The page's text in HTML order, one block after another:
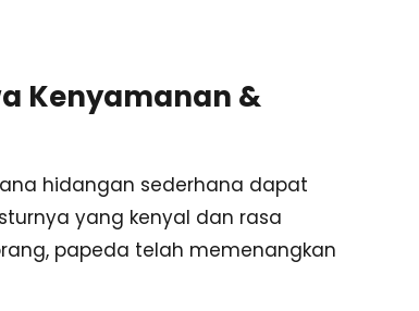
Kenyamanan &
hidangan sederhana dapat
yang kenyal dan rasa
papeda telah memenangkan